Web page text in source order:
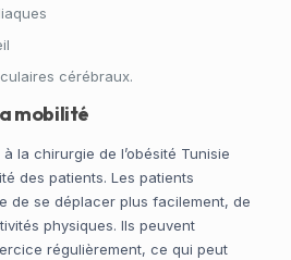
cérébraux.
mobilité
la chirurgie de l’obésité Tunisie
des patients. Les patients
de se déplacer plus facilement, de
physiques. Ils peuvent
régulièrement, ce qui peut